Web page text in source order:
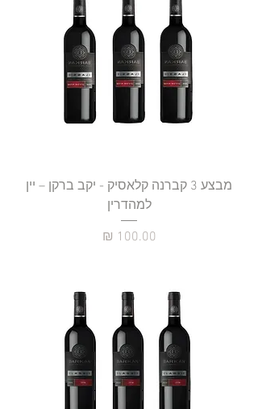
מבצע 3 קברנה קלאסיק - יקב ברקן – יין
למהדרין
מחיר